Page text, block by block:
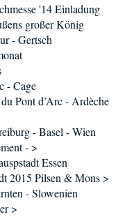
'14 Einladung
großer König
- Gertsch
- Cage
Pont d’Arc - Ardèche
- Basel - Wien
- >
Essen
2015 Pilsen & Mons >
- Slowenien
>